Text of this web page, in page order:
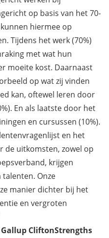
op basis van het 70-
hiermee op
Tijdens het werk (70%)
met wat hun
moeite kost. Daarnaast
op wat zij vinden
kan, oftewel leren door
En als laatste door het
en cursussen (10%).
en het
de uitkomsten, zowel op
krijgen
Onze
manier dichter bij het
en vergroten
CliftonStrengths